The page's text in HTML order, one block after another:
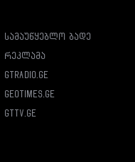
სამაუწყებლო ბადე
რეკლამა
gtradio.ge
geotimes.ge
gttv.ge